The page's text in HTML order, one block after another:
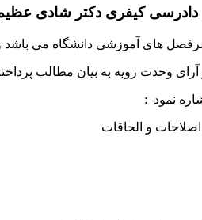
کیفری دکتر شادی
های آموزشی دانشگاه می باشد و
آرای وحدت رویه به بیان مطالب
نمود :
و الحاقات